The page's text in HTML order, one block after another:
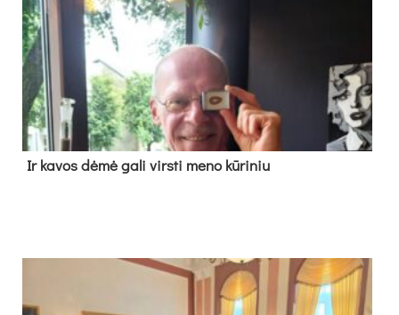
Ir ka­vos dė­mė ga­li virs­ti me­no kū­ri­niu